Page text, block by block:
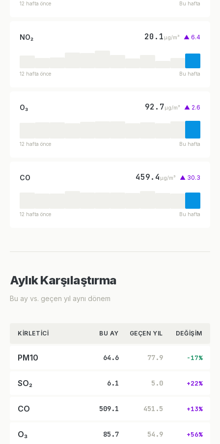
12 hafta önce Bu hafta
NO₂ 20.1 µg/m³ ▲ 6.4
12 hafta önce Bu hafta
O₃ 92.7µg/m³ ▲ 2.6
12 hafta önce Bu hafta
CO 459.4 µg/m³ ▲ 30.3
12 hafta önce Bu hafta
Aylık Karşılaştırma
Bu ay vs. geçen yıl aynı dönem
KIRLETICI BU AY GEÇEN YIL DEĞIŞIM
PM10 64.6 77.9 -17%
SO₂ 6.1 5.0 +22%
CO 509.1 451.5 +13%
O₃ 85.7 54.9 +56%